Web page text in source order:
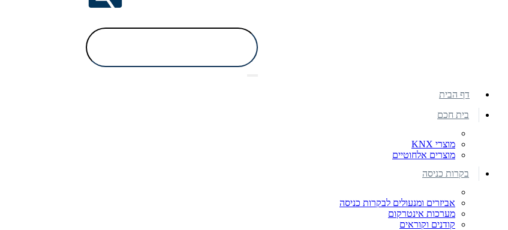
דף הבית
בית חכם
מוצרי KNX
מוצרים אלחוטיים
בקרות כניסה
אביזרים ומנעולים לבקרות כניסה
מערכות אינטרקום
קודנים וקוראים